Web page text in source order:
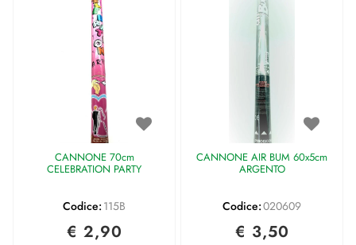
CANNONE 70cm
CELEBRATION PARTY
Codice: 115B
€ 2,90
CANNONE AIR BUM 60x5cm
ARGENTO
Codice:020609
€ 3,50